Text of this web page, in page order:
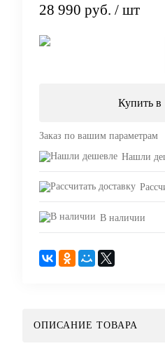
28 990 руб. / шт
Купить в
Заказ по вашим параметрам
Нашли
В наличии
ОПИСАНИЕ ТОВАРА